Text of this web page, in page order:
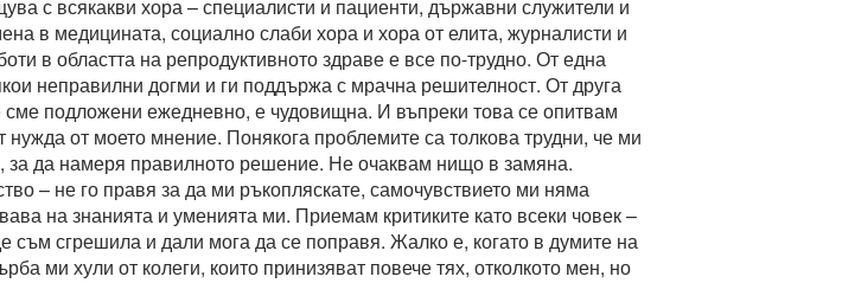
с всякакви хора – специалисти и пациенти, държавни служители и
в медицината, социално слаби хора и хора от елита, журналисти и
в областта на репродуктивното здраве е все по-трудно. От една
неправилни догми и ги поддържа с мрачна решителност. От друга
сме подложени ежедневно, е чудовищна. И въпреки това се опитвам
от моето мнение. Понякога проблемите са толкова трудни, че ми
за да намеря правилното решение. Не очаквам нищо в замяна.
– не го правя за да ми ръкопляскате, самочувствието ми няма
на знанията и уменията ми. Приемам критиките като всеки човек –
съм сгрешила и дали мога да се поправя. Жалко е, когато в думите на
ми хули от колеги, които принизяват повече тях, отколкото мен, но